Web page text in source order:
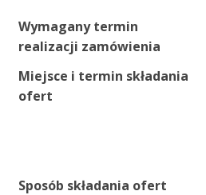
Wymagany termin
realizacji zamówienia
Miejsce i termin składania
ofert
Sposób składania ofert